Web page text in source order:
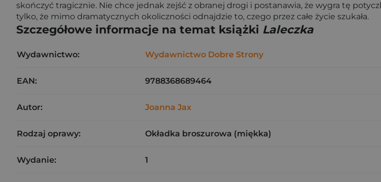
skończyć tragicznie. Nie chce jednak zejść z obranej drogi i postanawia, że wygra tę
tylko, że mimo dramatycznych okoliczności odnajdzie to, czego przez całe życie szukała.
Szczegółowe informacje na temat książki Laleczka
Wydawnictwo: Wydawnictwo Dobre Strony
EAN: 9788368689464
Autor: Joanna Jax
Rodzaj oprawy: Okładka broszurowa (miękka)
Wydanie: 1